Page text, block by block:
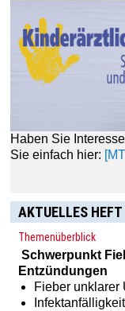
Haben Sie
Sie einfach hier:
AKTUELLES HEFT
Themenüberblick
Schwerpunkt
Entzündungen
Fieber unklarer